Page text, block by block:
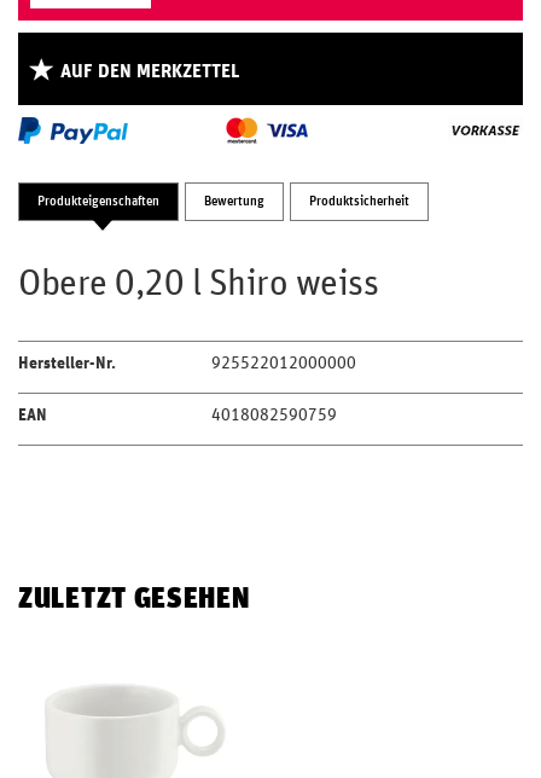
AUF DEN MERKZETTEL
Produkteigenschaften Bewertung Produktsicherheit
Obere 0,20 l Shiro weiss
Hersteller-Nr. 925522012000000
EAN 4018082590759
ZULETZT GESEHEN